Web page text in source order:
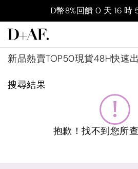
D幣8%回饋 0 天 16 時
新品熱賣TOP50現貨48H快速
搜尋結果
抱歉！找不到您所